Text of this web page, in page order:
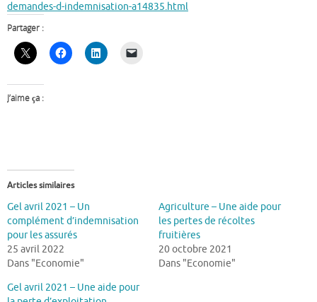
demandes-d-indemnisation-a14835.html
Partager :
J’aime ça :
Articles similaires
Gel avril 2021 – Un
complément d’indemnisation
pour les assurés
25 avril 2022
Dans "Economie"
Agriculture – Une aide pour
les pertes de récoltes
fruitières
20 octobre 2021
Dans "Economie"
Gel avril 2021 – Une aide pour